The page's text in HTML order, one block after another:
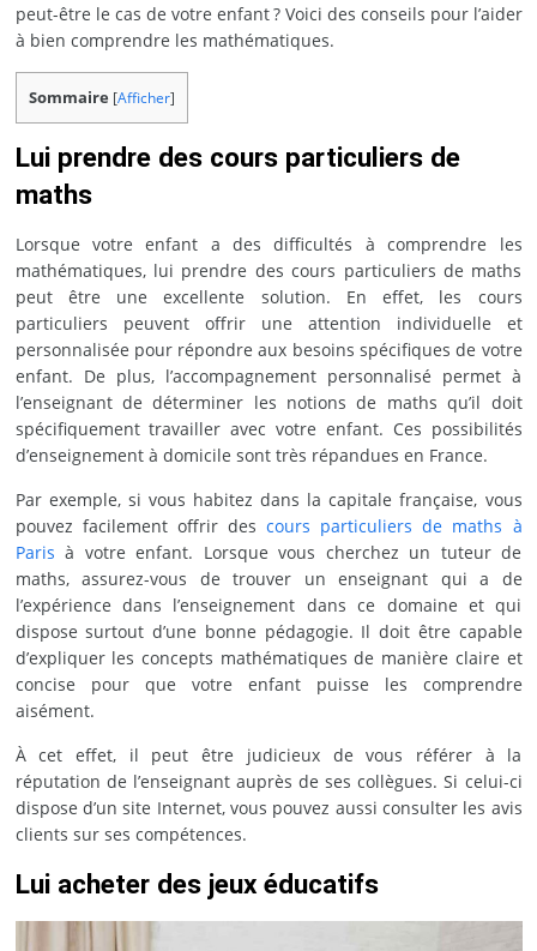
peut-être le cas de votre enfant ? Voici des conseils pour l’aider
à bien comprendre les mathématiques.
Sommaire [Afficher]
Lui prendre des cours particuliers de
maths
Lorsque votre enfant a des difficultés à comprendre les
mathématiques, lui prendre des cours particuliers de maths
peut être une excellente solution. En effet, les cours
particuliers peuvent offrir une attention individuelle et
personnalisée pour répondre aux besoins spécifiques de votre
enfant. De plus, l’accompagnement personnalisé permet à
l’enseignant de déterminer les notions de maths qu’il doit
spécifiquement travailler avec votre enfant. Ces possibilités
d’enseignement à domicile sont très répandues en France.
Par exemple, si vous habitez dans la capitale française, vous
pouvez facilement offrir des cours particuliers de maths à
Paris à votre enfant. Lorsque vous cherchez un tuteur de
maths, assurez-vous de trouver un enseignant qui a de
l’expérience dans l’enseignement dans ce domaine et qui
dispose surtout d’une bonne pédagogie. Il doit être capable
d’expliquer les concepts mathématiques de manière claire et
concise pour que votre enfant puisse les comprendre
aisément.
À cet effet, il peut être judicieux de vous référer à la
réputation de l’enseignant auprès de ses collègues. Si celui-ci
dispose d’un site Internet, vous pouvez aussi consulter les avis
clients sur ses compétences.
Lui acheter des jeux éducatifs